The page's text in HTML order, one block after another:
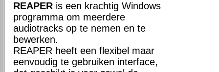
REAPER is een krachtig Windows
programma om meerdere
audiotracks op te nemen en te
bewerken.
REAPER heeft een flexibel maar
eenvoudig te gebruiken interface,